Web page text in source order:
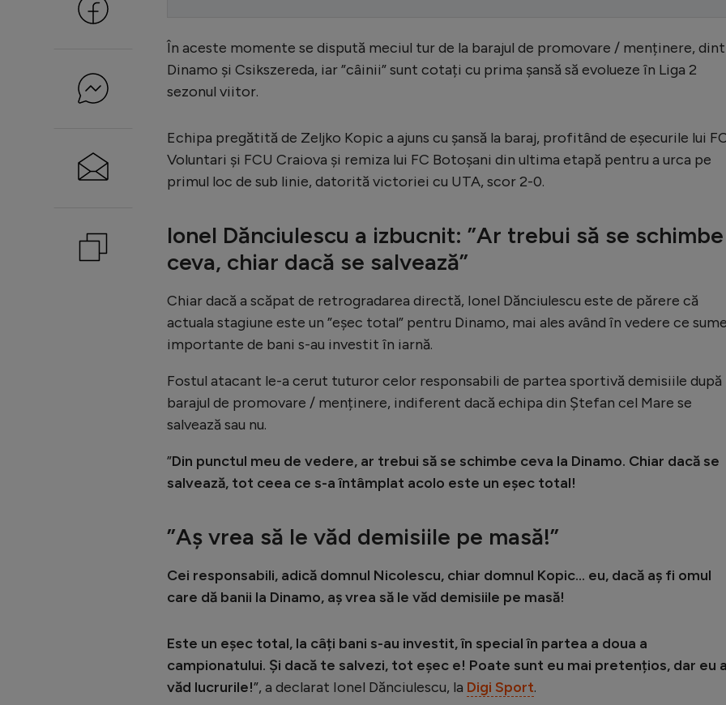
În aceste momente se dispută meciul tur de la barajul de promovare / menținere,
Dinamo și Csikszereda, iar ”câinii” sunt cotați cu prima șansă să evolueze în Liga 2
sezonul viitor.
Echipa pregătită de Zeljko Kopic a ajuns cu șansă la baraj, profitând de eșecurile lui
Voluntari și FCU Craiova și remiza lui FC Botoșani din ultima etapă pentru a urca pe
primul loc de sub linie, datorită victoriei cu UTA, scor 2-0.
Ionel Dănciulescu a izbucnit: ”Ar trebui să se schimbe
ceva, chiar dacă se salvează”
Chiar dacă a scăpat de retrogradarea directă, Ionel Dănciulescu este de părere că
actuala stagiune este un ”eșec total” pentru Dinamo, mai ales având în vedere ce
importante de bani s-au investit în iarnă.
Fostul atacant le-a cerut tuturor celor responsabili de partea sportivă demisiile după
barajul de promovare / menținere, indiferent dacă echipa din Ștefan cel Mare se
salvează sau nu.
”Din punctul meu de vedere, ar trebui să se schimbe ceva la Dinamo. Chiar dacă se
salvează, tot ceea ce s-a întâmplat acolo este un eșec total!
”Aș vrea să le văd demisiile pe masă!”
Cei responsabili, adică domnul Nicolescu, chiar domnul Kopic... eu, dacă aș fi omul
care dă banii la Dinamo, aș vrea să le văd demisiile pe masă!
Este un eșec total, la câți bani s-au investit, în special în partea a doua a
campionatului. Și dacă te salvezi, tot eșec e! Poate sunt eu mai pretențios, dar eu
văd lucrurile!”, a declarat Ionel Dănciulescu, la Digi Sport.